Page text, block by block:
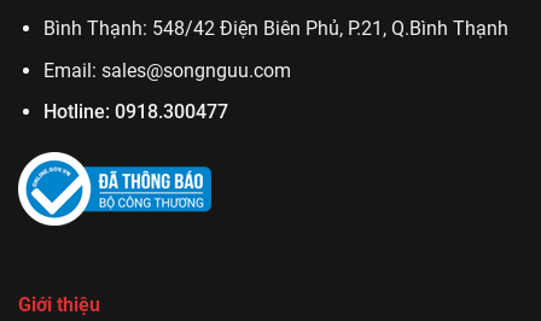
Bình Thạnh: 548/42 Điện Biên Phủ, P.21, Q.Bình Thạnh
Email: sales@songnguu.com
Hotline: 0918.300477
Giới thiệu